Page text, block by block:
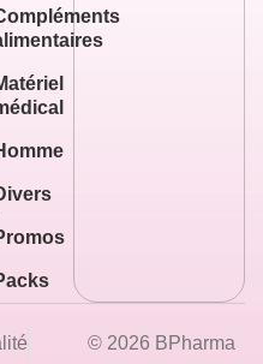
© 2026 BPharma